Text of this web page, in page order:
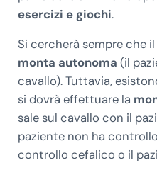
esercizi e giochi.
Si cercherà sempre che
monta autonoma (il
cavallo). Tuttavia,
si dovrà effettuare la
sale sul cavallo con il
paziente non ha
controllo cefalico o il